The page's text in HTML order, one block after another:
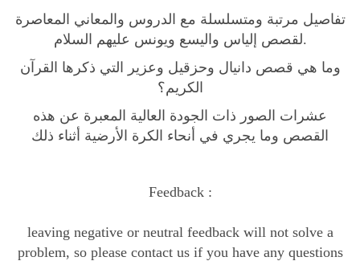
i
y
تفاصيل مرتبة ومتسلسلة مع الدروس والمعاني المعاصرة
لقصص إلياس واليسع ويونس عليهم السلام.
وما هي قصص دانيال وحزقيل وعزير التي ذكرها القرآن
الكريم؟
عشرات الصور ذات الجودة العالية المعبرة عن هذه
القصص وما يجري في أنحاء الكرة الأرضية أثناء ذلك
Feedback :
leaving negative or neutral feedback will not solve a
problem, so please contact us if you have any questions